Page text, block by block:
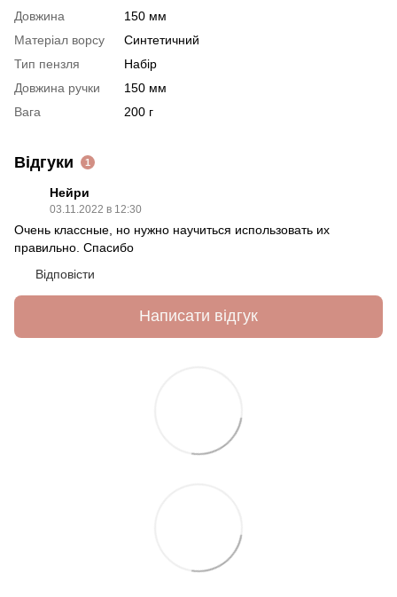
Довжина
150 мм
Матеріал ворсу
Синтетичний
Тип пензля
Набір
Довжина ручки
150 мм
Вага
200 г
Відгуки 1
Нейри
03.11.2022 в 12:30
Очень классные, но нужно научиться использовать их
правильно. Спасибо
Відповісти
Написати відгук